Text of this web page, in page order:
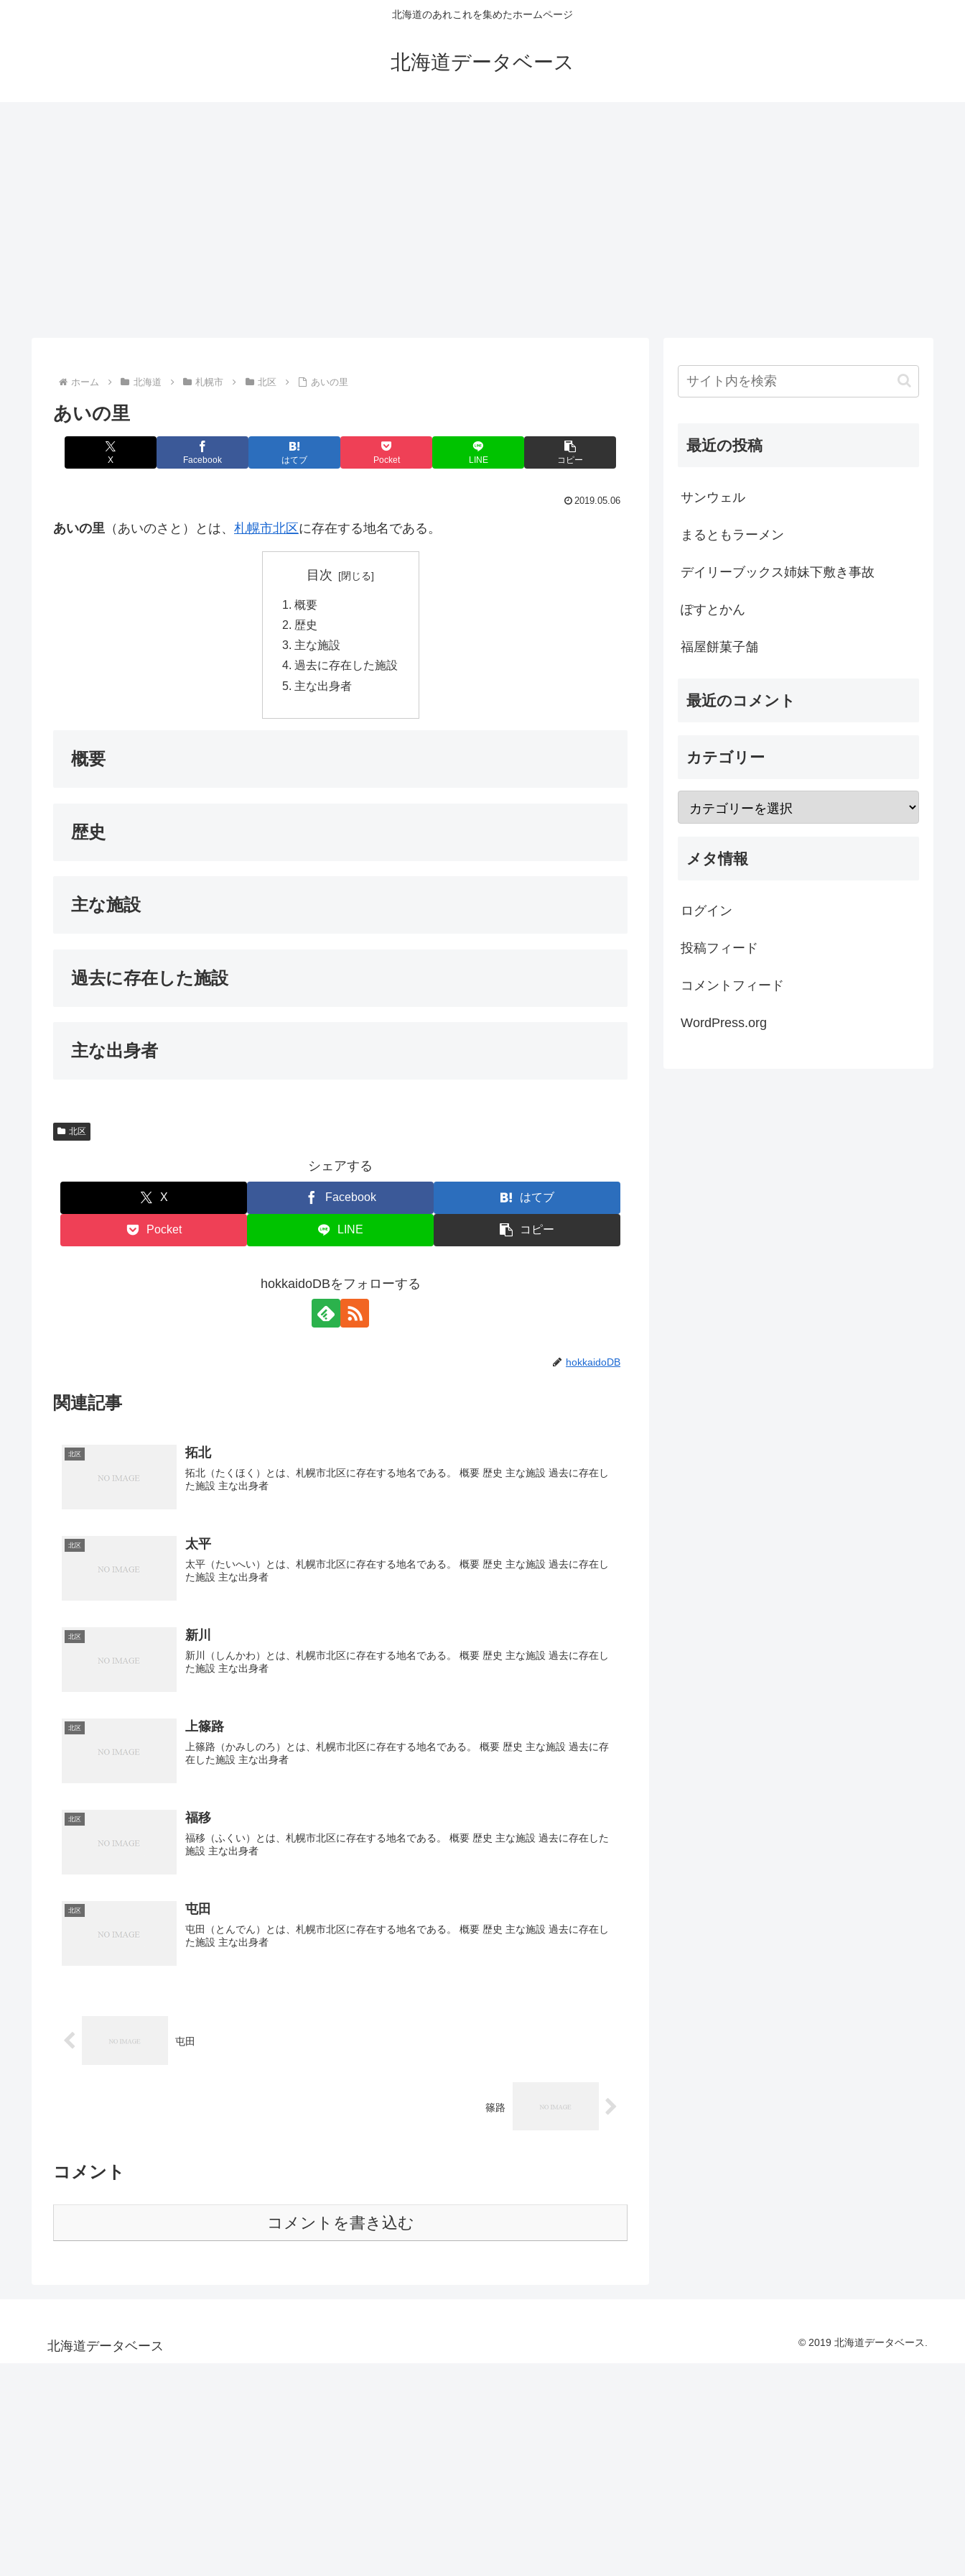
北海道のあれこれを集めたホームページ
北海道データベース
ホーム 北海道 札幌市 北区 あいの里
あいの里
X Facebook はてブ Pocket LINE コピー
2019.05.06
あいの里 （あいのさと）とは、 札幌市北区に存在する地名である。
目次
概要
歴史
主な施設
過去に存在した施設
主な出身者
概要
歴史
主な施設
過去に存在した施設
主な出身者
北区
シェアする
X Facebook はてブ
Pocket LINE コピー
hokkaidoDBをフォローする
hokkaidoDB
関連記事
北区 拓北
拓北（たくほく）とは、札幌市北区に存在する地名である。 概要 歴史 主な施設 過去に存在し
た施設 主な出身者
北区 太平
太平（たいへい）とは、札幌市北区に存在する地名である。 概要 歴史 主な施設 過去に存在し
た施設 主な出身者
北区 新川
新川（しんかわ）とは、札幌市北区に存在する地名である。 概要 歴史 主な施設 過去に存在し
た施設 主な出身者
北区 上篠路
上篠路（かみしのろ）とは、札幌市北区に存在する地名である。 概要 歴史 主な施設 過去に存
在した施設 主な出身者
北区 福移
福移（ふくい）とは、札幌市北区に存在する地名である。 概要 歴史 主な施設 過去に存在した
施設 主な出身者
北区 屯田
屯田（とんでん）とは、札幌市北区に存在する地名である。 概要 歴史 主な施設 過去に存在し
た施設 主な出身者
屯田
篠路
コメント
コメントを書き込む
最近の投稿
サンウェル
まるともラーメン
デイリーブックス姉妹下敷き事故
ぽすとかん
福屋餅菓子舗
最近のコメント
カテゴリー
メタ情報
ログイン
投稿フィード
コメントフィード
WordPress.org
北海道データベース © 2019 北海道データベース.